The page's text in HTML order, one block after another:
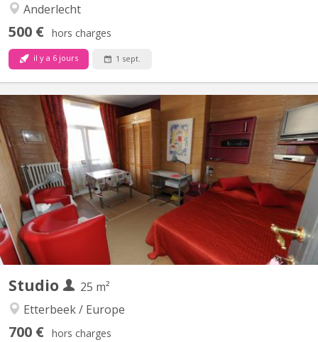
Anderlecht
500 € hors charges
il y a 6 jours 1 sept.
Studio
25 m²
Etterbeek / Europe
700 € hors charges
BK 10480
LIBRE 1er septembre 2026 ou quelques jours plus tôt . Dans jolie
maison pleine de charme , calme et sécurisée et chez l'habitant.
Magnifique studio meublé avec gout pour 1 personne et à 5
minutes du Rond -Point Schuman , rue Franklin , proche CEE , et
Super marché , lavoir, 15 min...